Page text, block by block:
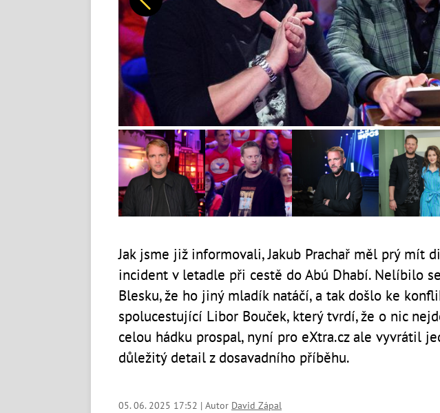
Předchozí
Jak jsme již informovali, Jakub Prachař měl prý mít
incident v letadle při cestě do Abú Dhabí. Nelíbilo
Blesku, že ho jiný mladík natáčí, a tak došlo ke
spolucestující Libor Bouček, který tvrdí, že o nic
celou hádku prospal, nyní pro eXtra.cz ale vyvrátil
důležitý detail z dosavadního příběhu.
05. 06. 2025 17:52 | Autor David Zápal